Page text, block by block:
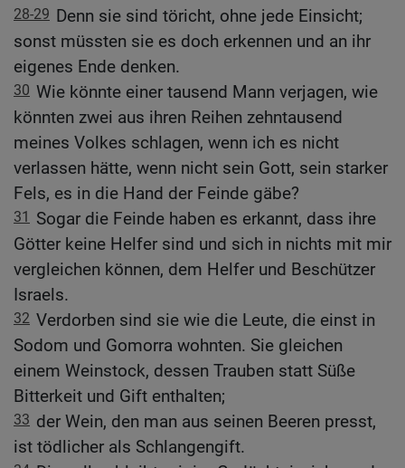
28-29 Denn sie sind töricht, ohne jede Einsicht;
sonst müssten sie es doch erkennen und an ihr
eigenes Ende denken.
30 Wie könnte einer tausend Mann verjagen, wie
könnten zwei aus ihren Reihen zehntausend
meines Volkes schlagen, wenn ich es nicht
verlassen hätte, wenn nicht sein Gott, sein starker
Fels, es in die Hand der Feinde gäbe?
31 Sogar die Feinde haben es erkannt, dass ihre
Götter keine Helfer sind und sich in nichts mit mir
vergleichen können, dem Helfer und Beschützer
Israels.
32 Verdorben sind sie wie die Leute, die einst in
Sodom und Gomorra wohnten. Sie gleichen
einem Weinstock, dessen Trauben statt Süße
Bitterkeit und Gift enthalten;
33 der Wein, den man aus seinen Beeren presst,
ist tödlicher als Schlangengift.